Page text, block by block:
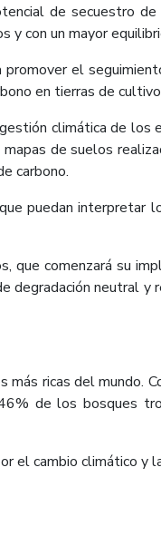
de secuestro de
con un mayor
el
en tierras de
climática de los
de suelos
carbono.
puedan interpretar
que comenzará su
neutral y
ricas del mundo.
de los bosques
el cambio climático y